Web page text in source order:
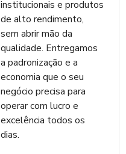
institucionais e produtos
de alto rendimento,
sem abrir mão da
qualidade. Entregamos
a padronização e a
economia que o seu
negócio precisa para
operar com lucro e
excelência todos os
dias.